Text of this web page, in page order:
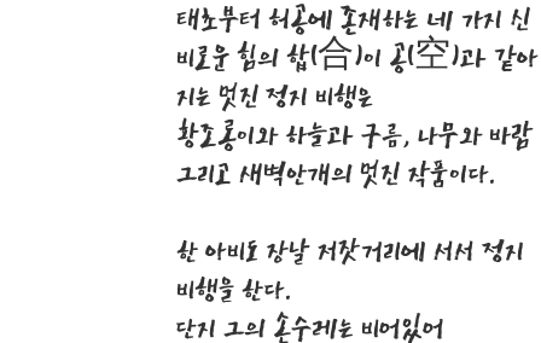
태초부터 허공에 존재하는 네 가지 신
비로운 힘의 합(合)이 공(空)과 같아
지는 멋진 정지 비행은
황조롱이와 하늘과 구름, 나무와 바람
그리고 새벽안개의 멋진 작품이다.
한 아비도 장날 저잣거리에 서서 정지
비행을 한다.
단지 그의 손수레는 비어있어